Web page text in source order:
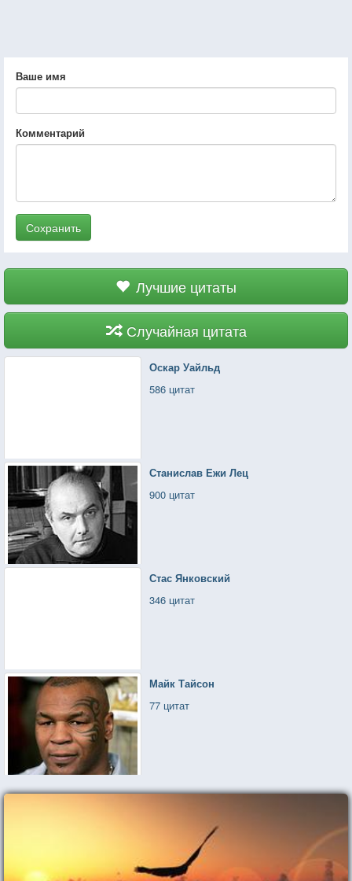
Ваше имя
Комментарий
Сохранить
Лучшие цитаты
Случайная цитата
Оскар Уайльд
586 цитат
Станислав Ежи Лец
900 цитат
Стас Янковский
346 цитат
Майк Тайсон
77 цитат